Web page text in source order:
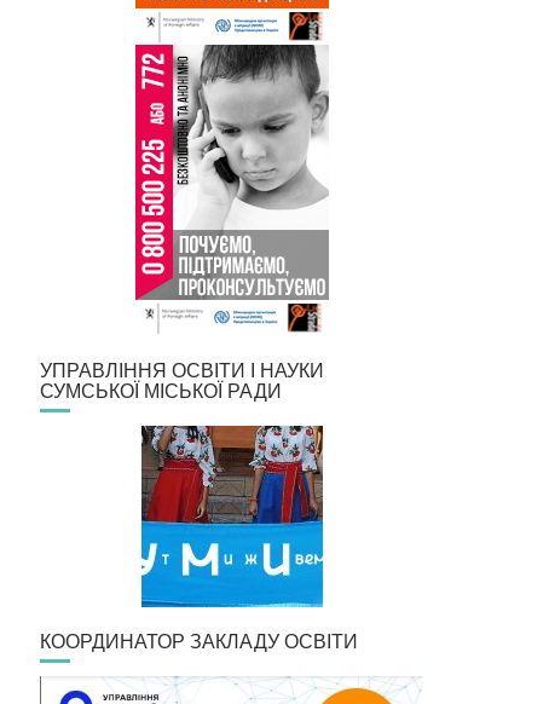
УПРАВЛІННЯ ОСВІТИ І НАУКИ
СУМСЬКОЇ МІСЬКОЇ РАДИ
КООРДИНАТОР ЗАКЛАДУ ОСВІТИ